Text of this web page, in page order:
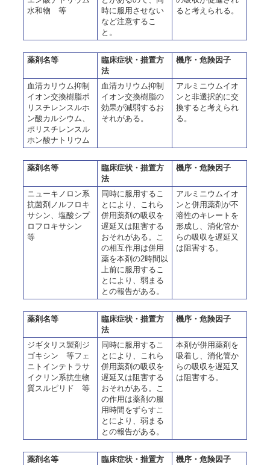
水和物 等
時に服用させない
など注意するこ
と。
ると考えられる。
薬剤名等
臨床症状・措置方
法
機序・危険因子
血清カリウム抑制
イオン交換樹脂ポ
リスチレンスルホ
ン酸カルシウム、
ポリスチレンスル
ホン酸ナトリウム
血清カリウム抑制
イオン交換樹脂の
効果が減弱するお
それがある。
アルミニウムイオ
ンと非選択的に交
換すると考えられ
る。
薬剤名等
臨床症状・措置方
法
機序・危険因子
ニューキノロン系
抗菌剤ノルフロキ
サシン、塩酸シプ
ロフロキサシン
等
同時に服用するこ
とにより、これら
併用薬剤の吸収を
遅延又は阻害する
おそれがある。こ
の相互作用は併用
薬を本剤の2時間以
上前に服用するこ
とにより、弱まる
との報告がある。
アルミニウムイオ
ンと併用薬剤が不
溶性のキレートを
形成し、消化管か
らの吸収を遅延又
は阻害する。
薬剤名等
臨床症状・措置方
法
機序・危険因子
ジギタリス製剤ジ
ゴキシン 等フェ
ニトインテトラサ
イクリン系抗生物
質スルピリド 等
同時に服用するこ
とにより、これら
併用薬剤の吸収を
遅延又は阻害する
おそれがある。こ
の作用は薬剤の服
用時間をずらすこ
とにより、弱まる
との報告がある。
本剤が併用薬剤を
吸着し、消化管か
らの吸収を遅延又
は阻害する。
薬剤名等
臨床症状・措置方
機序・危険因子